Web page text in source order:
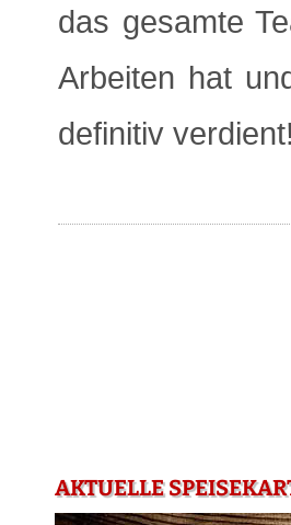
das gesamte
Arbeiten hat
definitiv
AKTUELLE